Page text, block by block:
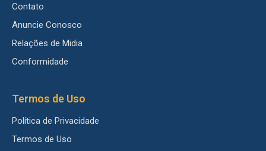
Contato
Anuncie Conosco
Relações de Midia
Conformidade
Termos de Uso
Política de Privacidade
Termos de Uso